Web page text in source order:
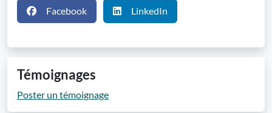
Facebook LinkedIn
Témoignages
Poster un témoignage